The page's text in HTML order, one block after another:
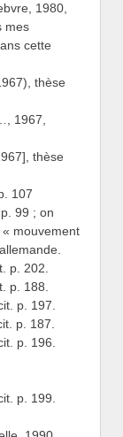
1980,
mes
cette
thèse
1967,
thèse
107
99 ; on
mouvement
p. 202.
p. 188.
p. 197.
p. 187.
p. 196.
p. 199.